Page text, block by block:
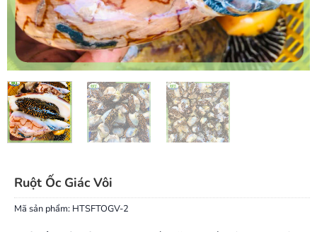
Ruột Ốc Giác Vôi
Mã sản phẩm: HTSFTOGV-2